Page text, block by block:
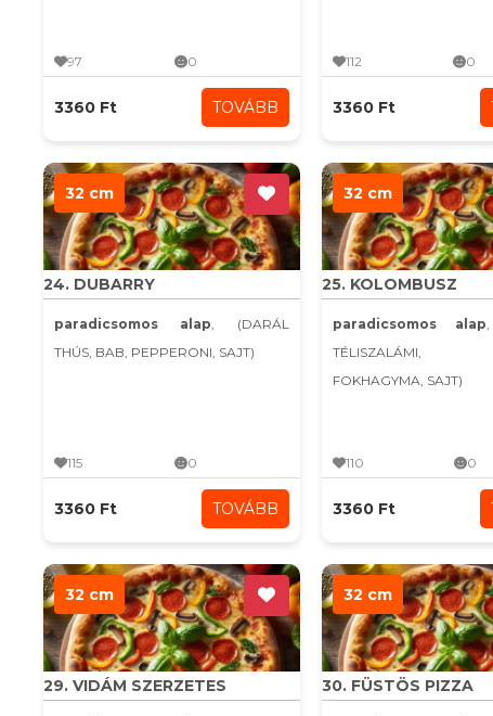
97 0
3360 Ft TOVÁBB
112 0
3360 Ft
32 cm
24. DUBARRY
paradicsomos alap, (DARÁL
THÚS, BAB, PEPPERONI, SAJT)
115 0
3360 Ft TOVÁBB
32 cm
25. KOLOMBUSZ
paradicsomos alap
TÉLISZALÁMI,
FOKHAGYMA, SAJT)
110 0
3360 Ft
32 cm
29. VIDÁM SZERZETES
32 cm
30. FÜSTÖS PIZZA